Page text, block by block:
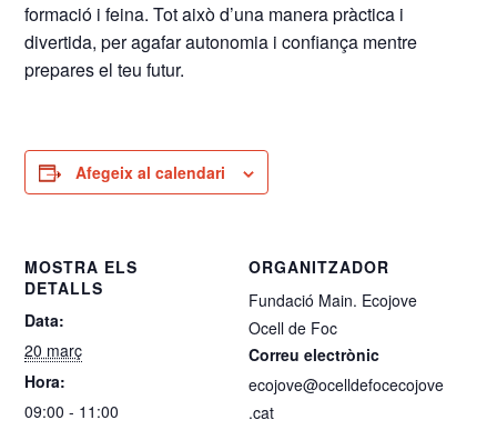
formació i feina. Tot això d’una manera pràctica i
divertida, per agafar autonomia i confiança mentre
prepares el teu futur.
Afegeix al calendari
MOSTRA ELS
DETALLS
Data:
20 març
Hora:
09:00 - 11:00
ORGANITZADOR
Fundació Main. Ecojove
Ocell de Foc
Correu electrònic
ecojove@ocelldefocecojove
.cat